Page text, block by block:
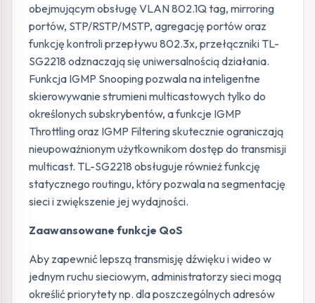
obejmującym obsługę VLAN 802.1Q tag, mirroring
portów, STP/RSTP/MSTP, agregację portów oraz
funkcję kontroli przepływu 802.3x, przełączniki TL-
SG2218 odznaczają się uniwersalnością działania.
Funkcja IGMP Snooping pozwala na inteligentne
skierowywanie strumieni multicastowych tylko do
określonych subskrybentów, a funkcje IGMP
Throttling oraz IGMP Filtering skutecznie ograniczają
nieupoważnionym użytkownikom dostęp do transmisji
multicast. TL-SG2218 obsługuje również funkcję
statycznego routingu, który pozwala na segmentację
sieci i zwiększenie jej wydajności.
Zaawansowane funkcje QoS
Aby zapewnić lepszą transmisję dźwięku i wideo w
jednym ruchu sieciowym, administratorzy sieci mogą
określić priorytety np. dla poszczególnych adresów